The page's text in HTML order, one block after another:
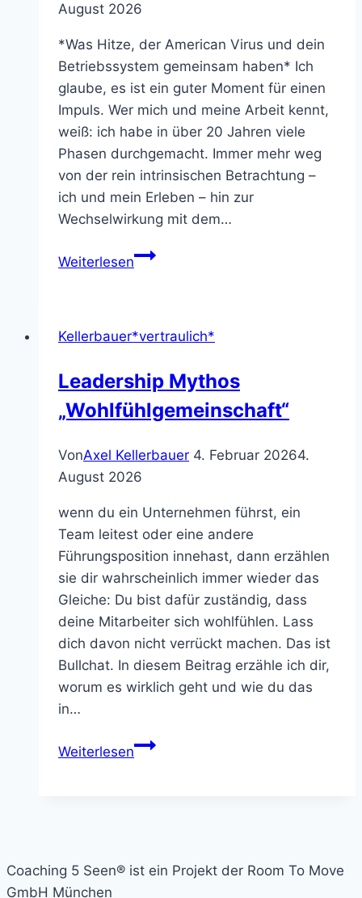
August 2026
*Was Hitze, der American Virus und dein
Betriebssystem gemeinsam haben* Ich
glaube, es ist ein guter Moment für einen
Impuls. Wer mich und meine Arbeit kennt,
weiß: ich habe in über 20 Jahren viele
Phasen durchgemacht. Immer mehr weg
von der rein intrinsischen Betrachtung –
ich und mein Erleben – hin zur
Wechselwirkung mit dem…
WeiterlesenIn
–
schwächer
Kellerbauer*vertraulich*
Leadership Mythos
„Wohlfühlgemeinschaft“
VonAxel Kellerbauer 4. Februar 20264.
August 2026
wenn du ein Unternehmen führst, ein
Team leitest oder eine andere
Führungsposition innehast, dann erzählen
sie dir wahrscheinlich immer wieder das
Gleiche: Du bist dafür zuständig, dass
deine Mitarbeiter sich wohlfühlen. Lass
dich davon nicht verrückt machen. Das ist
Bullchat. In diesem Beitrag erzähle ich dir,
worum es wirklich geht und wie du das
in…
WeiterlesenLeadership
Coaching 5 Seen® ist ein Projekt der Room To Move
GmbH München